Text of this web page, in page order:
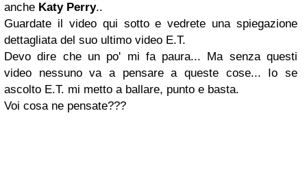
anche Katy Perry..
Guardate il video qui sotto e vedrete una spiegazione
dettagliata del suo ultimo video E.T.
Devo dire che un po' mi fa paura... Ma senza questi
video nessuno va a pensare a queste cose... Io se
ascolto E.T. mi metto a ballare, punto e basta.
Voi cosa ne pensate???